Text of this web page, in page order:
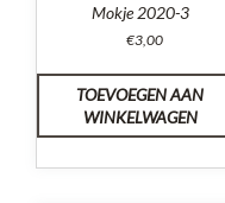
Mokje 2020-3
€3,00
TOEVOEGEN AAN
WINKELWAGEN